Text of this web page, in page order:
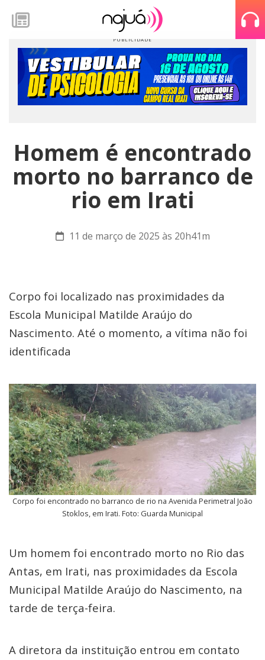
Homem é encontrado
morto no barranco de
rio em Irati
11 de março de 2025 às 20h41m
Corpo foi localizado nas proximidades da
Escola Municipal Matilde Araújo do
Nascimento. Até o momento, a vítima não foi
identificada
Corpo foi encontrado no barranco de rio na Avenida Perimetral João
Stoklos, em Irati. Foto: Guarda Municipal
Um homem foi encontrado morto no Rio das
Antas, em Irati, nas proximidades da Escola
Municipal Matilde Araújo do Nascimento, na
tarde de terça-feira.
A diretora da instituição entrou em contato